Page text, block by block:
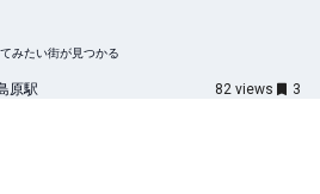
みたい街が見つかる
原駅 82 views 3